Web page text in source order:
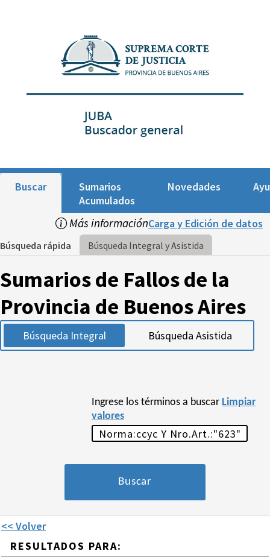
Buscar
Sumarios
Acumulados
Novedades
Más informaciónCarga y Edición de datos
Búsqueda rápida Búsqueda Integral y Asistida
Sumarios de Fallos de la
Provincia de Buenos Aires
Búsqueda Integral Búsqueda Asistida
Ingrese los términos a buscar Limpiar
valores
<< Volver
RESULTADOS PARA: